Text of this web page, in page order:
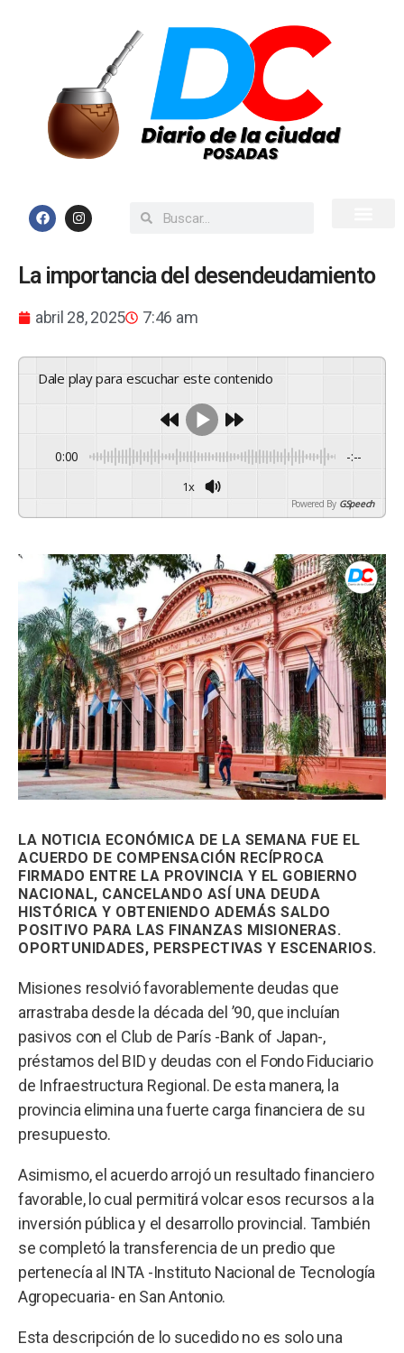
La importancia del desendeudamiento
abril 28, 2025 7:46 am
Dale play para escuchar este contenido
0:00 -:--
1x
Powered By GSpeech
LA NOTICIA ECONÓMICA DE LA SEMANA FUE EL
ACUERDO DE COMPENSACIÓN RECÍPROCA
FIRMADO ENTRE LA PROVINCIA Y EL GOBIERNO
NACIONAL, CANCELANDO ASÍ UNA DEUDA
HISTÓRICA Y OBTENIENDO ADEMÁS SALDO
POSITIVO PARA LAS FINANZAS MISIONERAS.
OPORTUNIDADES, PERSPECTIVAS Y ESCENARIOS.
Misiones resolvió favorablemente deudas que
arrastraba desde la década del ’90, que incluían
pasivos con el Club de París -Bank of Japan-,
préstamos del BID y deudas con el Fondo Fiduciario
de Infraestructura Regional. De esta manera, la
provincia elimina una fuerte carga financiera de su
presupuesto.
Asimismo, el acuerdo arrojó un resultado financiero
favorable, lo cual permitirá volcar esos recursos a la
inversión pública y el desarrollo provincial. También
se completó la transferencia de un predio que
pertenecía al INTA -Instituto Nacional de Tecnología
Agropecuaria- en San Antonio.
Esta descripción de lo sucedido no es solo una